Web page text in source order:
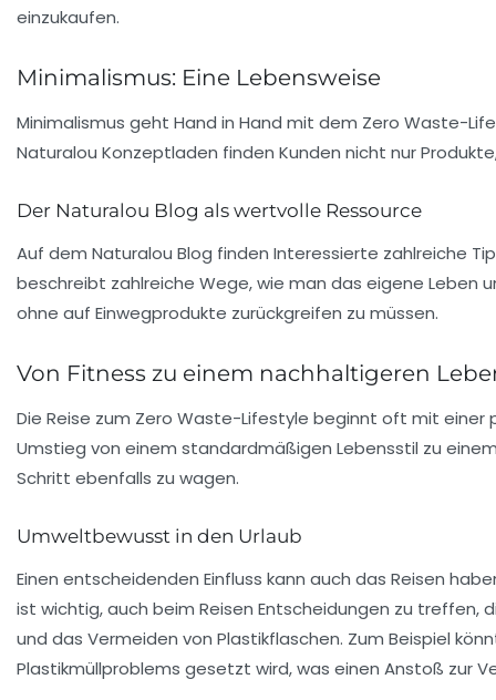
einzukaufen.
Minimalismus: Eine Lebensweise
Minimalismus geht Hand in Hand mit dem Zero Waste-
Naturalou Konzeptladen finden Kunden nicht nur
Der Naturalou Blog als wertvolle Ressource
Auf dem Naturalou Blog finden Interessierte zahlreiche
beschreibt zahlreiche Wege, wie man das eigene Leben
ohne auf Einwegprodukte zurückgreifen zu müssen.
Von Fitness zu einem nachhaltigeren
Die Reise zum Zero Waste-Lifestyle beginnt oft mit einer
Umstieg von einem standardmäßigen Lebensstil zu
Schritt ebenfalls zu wagen.
Umweltbewusst in den Urlaub
Einen entscheidenden Einfluss kann auch das Reisen
ist wichtig, auch beim Reisen Entscheidungen zu treffen,
und das Vermeiden von Plastikflaschen. Zum Beispiel
Plastikmüllproblems gesetzt wird, was einen Anstoß zur